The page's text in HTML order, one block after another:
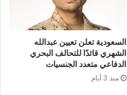
السعودية تعلن تعيين عبدالله
الشهري قائدًا للتحالف البحري
الدفاعي متعدد الجنسيات
منذ 3 أيام